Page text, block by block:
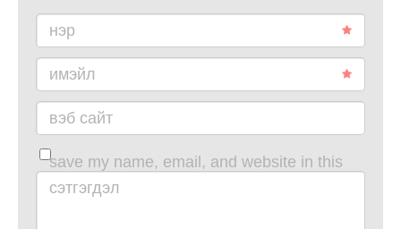
нэр
имэйл
вэб сайт
save my name, email, and website in this
browser for the next time i comment.
сэтгэгдэл